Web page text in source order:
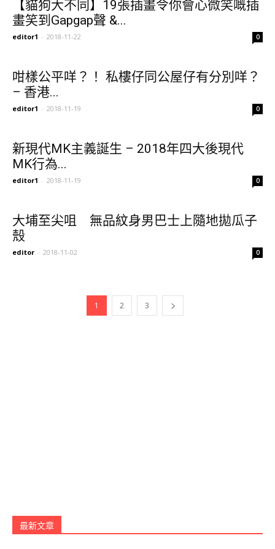
【貓狗大不同】19張插畫令你會心微笑嘅插
畫笑到Gapgap聲 &...
editor1 - 2018-11-22 0
咁樣公平咩？！ 私樓仔同公屋仔有分別咩？
– 香港...
editor1 - 2018-11-19 0
新現代MK主義誕生 – 2018年四大後現代
MK行為...
editor1 - 2018-11-19 0
大埔至尖咀 無品紋身男巴士上隨地拋瓜子
殼
editor - 2018-11-02 0
1 2 3
最新文章